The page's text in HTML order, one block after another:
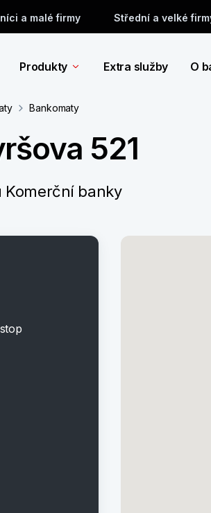
a malé firmy Střední a velké
Produkty Extra služby O
Bankomaty
521
Komerční banky